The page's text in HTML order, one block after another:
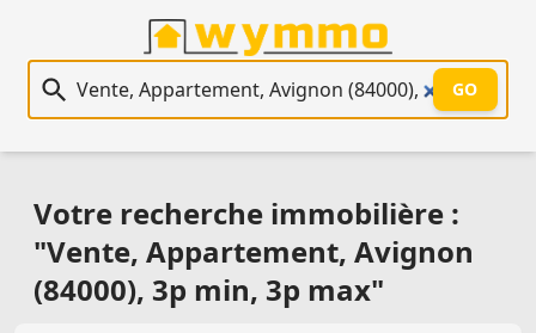
Recherche immobilière
GO
Votre recherche immobilière :
"Vente, Appartement, Avignon
(84000), 3p min, 3p max"